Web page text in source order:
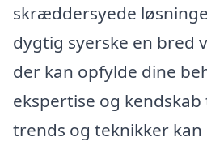
skræddersyede
dygtig syerske en bred
der kan opfylde dine
ekspertise og
trends og teknikker kan